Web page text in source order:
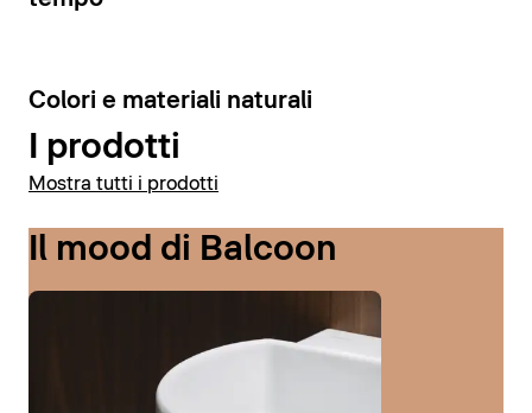
6
Colori e materiali naturali
I prodotti
Mostra tutti i prodotti
Il mood di Balcoon